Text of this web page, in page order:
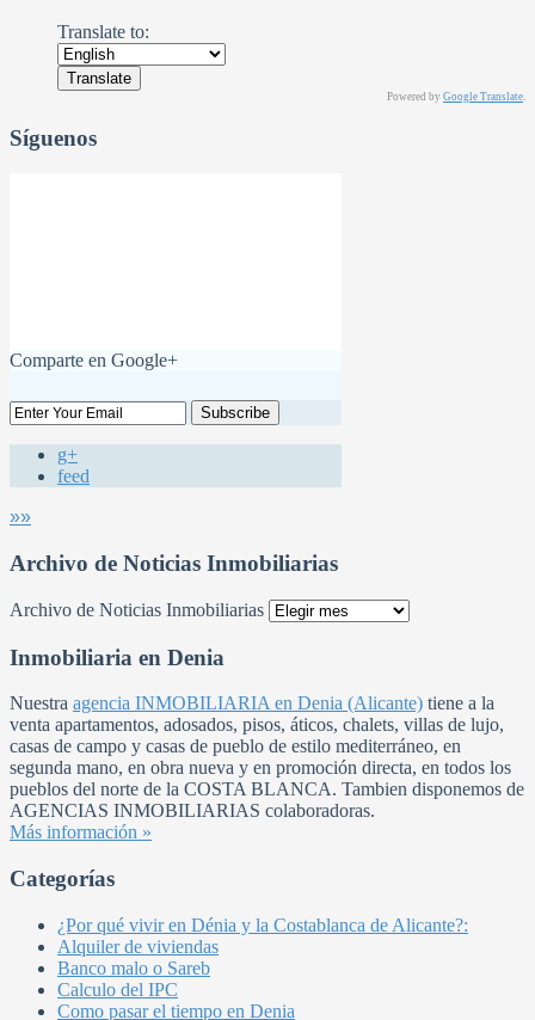
Translate to:
Powered by Google Translate
Síguenos
Comparte en Google+
g+
feed
»»
Archivo de Noticias Inmobiliarias
Archivo de Noticias Inmobiliarias
Inmobiliaria en Denia
Nuestra agencia INMOBILIARIA en Denia (Alicante) tiene a la
venta apartamentos, adosados, pisos, áticos, chalets, villas de lujo,
casas de campo y casas de pueblo de estilo mediterráneo, en
segunda mano, en obra nueva y en promoción directa, en todos los
pueblos del norte de la COSTA BLANCA. Tambien disponemos de
AGENCIAS INMOBILIARIAS colaboradoras.
Más información »
Categorías
¿Por qué vivir en Dénia y la Costablanca de Alicante?:
Alquiler de viviendas
Banco malo o Sareb
Calculo del IPC
Como pasar el tiempo en Denia